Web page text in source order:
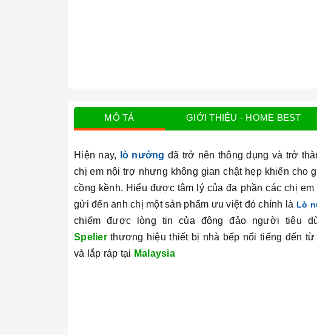
MÔ TẢ GIỚI THIỆU - HOME BEST
Hiện nay, lò nướng đã trở nên thông dụng và trở
chị em nội trợ nhưng không gian chật hẹp khiến cho
cồng kềnh. Hiểu được tâm lý của đa phần các chị em
gửi đến anh chị một sản phẩm ưu việt đó chính là Lò
chiếm được lòng tin của đông đảo người tiêu
Spelierthương hiệu thiết bị nhà bếp nổi tiếng đến từ
và lắp ráp tại Malaysia